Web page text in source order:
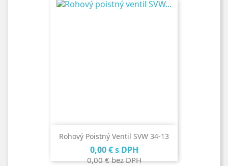
Rohový Poistný Ventil SVW 34-13
Cena
0,00 €s DPH
0,00 €bez DPH